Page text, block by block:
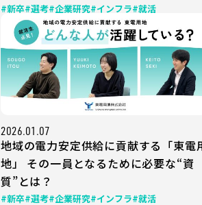
#新卒#選考#企業研究#インフラ#就活
2026.01.07
地域の電力安定供給に貢献する「東電
地」 その一員となるために必要な“資
質”とは？
#新卒#選考#企業研究#インフラ#就活